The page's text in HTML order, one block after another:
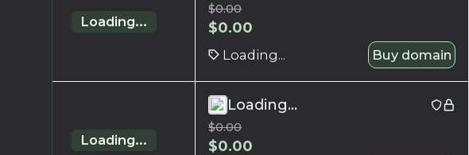
Loading...
$0.00
$0.00
Loading... Buy domain
Loading...
Loading...
$0.00
$0.00